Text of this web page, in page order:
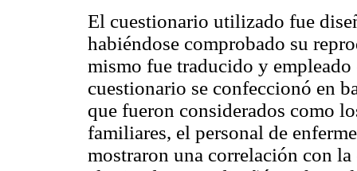
El cuestionario utilizado fue
habiéndose comprobado su
mismo fue traducido y
cuestionario se confeccionó en
que fueron considerados como
familiares, el personal de
mostraron una correlación con